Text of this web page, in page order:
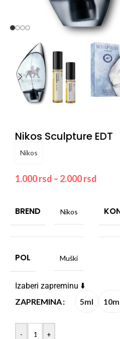
Nikos Sculpture EDT
Nikos
1.000rsd – 2.000rsd
BREND Nikos
POL Muški
Izaberi zapreminu ⬇️
ZAPREMINA
5ml
- +